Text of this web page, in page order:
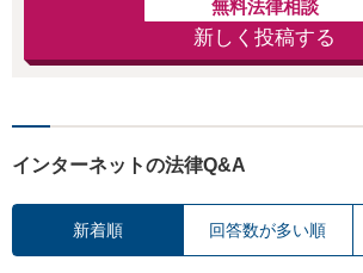
無料法律相談
新しく投稿する
インターネットの法律Q&A
新着順 回答数が多い順